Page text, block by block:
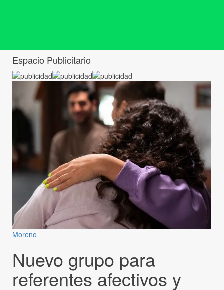
Espacio Publicitario
Moreno
Nuevo grupo para
referentes afectivos y